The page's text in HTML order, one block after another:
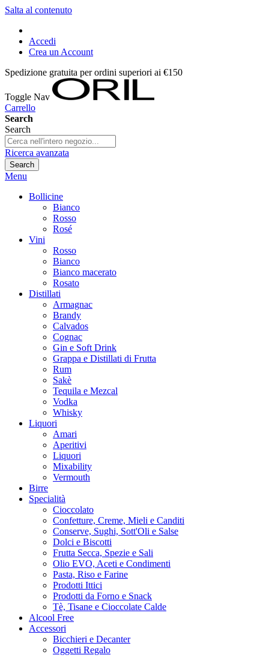
Salta al contenuto
Accedi
Crea un Account
Spedizione gratuita per ordini superiori ai €150
Toggle Nav
Carrello
Search
Search
Ricerca avanzata
Search
Menu
Bollicine
Bianco
Rosso
Rosé
Vini
Rosso
Bianco
Bianco macerato
Rosato
Distillati
Armagnac
Brandy
Calvados
Cognac
Gin e Soft Drink
Grappa e Distillati di Frutta
Rum
Sakè
Tequila e Mezcal
Vodka
Whisky
Liquori
Amari
Aperitivi
Liquori
Mixability
Vermouth
Birre
Specialità
Cioccolato
Confetture, Creme, Mieli e Canditi
Conserve, Sughi, Sott'Oli e Salse
Dolci e Biscotti
Frutta Secca, Spezie e Sali
Olio EVO, Aceti e Condimenti
Pasta, Riso e Farine
Prodotti Ittici
Prodotti da Forno e Snack
Tè, Tisane e Cioccolate Calde
Alcool Free
Accessori
Bicchieri e Decanter
Oggetti Regalo